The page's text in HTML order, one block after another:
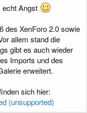
echt Angst
des XenForo 2.0 sowie
allem stand die
gibt es auch wieder
Imports und des
erweitert.
sich hier:
(unsupported)